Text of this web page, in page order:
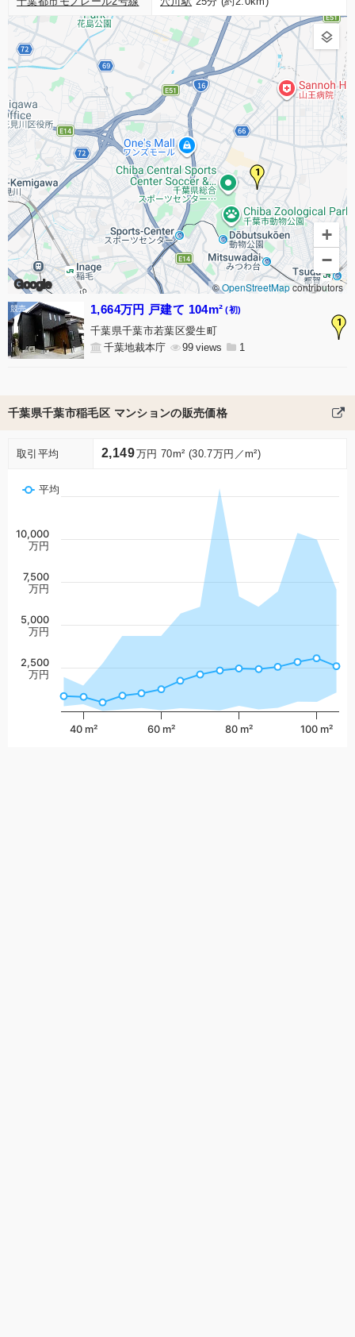
1
Google
+
−
©OpenStreetMapcontributors
1
1,664万円 戸建て 104m² (初)
千葉県千葉市若葉区愛生町
千葉地裁本庁
99 1
千葉県千葉市稲毛区 マンションの販売価格
取引平均 2,149万円 70m² (30.7万円／m²)
平均
40 m² 60 m² 80 m² 100 m²
2,500
万円
5,000
万円
7,500
万円
10,000
万円